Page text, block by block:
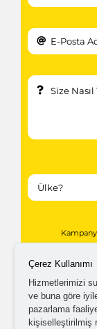
Kişisel
Çerez Kullanımı
Hizmetlerimizi
ve buna göre
pazarlama
kişiselleştirilmiş